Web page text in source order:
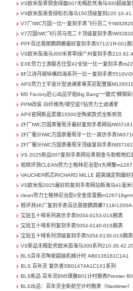
VS欧米茄青铜金绿面007无暇赴死海马300超级
VS欧米茄渐变绿松石海马150顶级复刻
V7厂IWC万国一比一复刻手表飞行员二十
V7万国IWC飞行员马克二十顶级复刻手表
PPF百达翡丽鹦鹉螺最好复刻手表5712/1R-001腕
VS欧米茄海马300米青草绿广州复刻手表
EXE劳力士游艇名仕型42全钛一比一复刻手表
8F江诗丹顿纵横四海系列一比一复刻手表5510V/
APS劳力士宇宙计型迪通拿蒂芙尼配置版
MS Factory匠心出品宇舶Big Bang“一键式”精钢
PPM改装 白纤维壳/镂空蓝T钻劳力士迪通拿
APS官网新品爱彼15500全陶瓷款式全新到货
ZF厂IWC万国表葡萄牙最好复刻手表网站
ZF厂葡计IWC万国表葡萄牙一比一高仿手表
ZF厂葡计IWC万国表葡萄牙顶级复刻手表
VS 2025新品007复刻手表网站青铜金与勃根地红
视频评测CLEAN劳力士格林尼治型II大闸蟹
VAUCHER机芯RICHARD MILLE 超高端定制最
VS欧米茄2025最好的复刻手表网站新海马41毫米
clean劳力士格林尼治型II全金皮蛋圈
频评测3K厂复刻手表百达翡丽鹦鹉螺7118/
宝珀五十噚系列高仿手表5054-0153-01S腕表
宝珀五十噚系列复刻手表5054-0140-01S腕表
宝珀五十噚系列顶级复刻手表5054-0130-01S腕表
VS新品无暇赴死欧米茄海马300系列
BLS百年灵陶瓷超级机械计时 AB0136161C1A1
BLS 百年灵 复仇者SB01474A1C1X1系列
BLS新品 百年灵BN5璞雅B01计时腕表Premier
BLS出品：百年灵全新航空计时腕表（Navitimer）